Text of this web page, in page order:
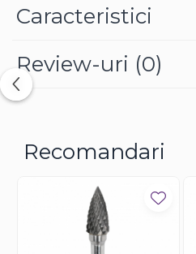
Caracteristici
Review-uri (0)
Recomandari